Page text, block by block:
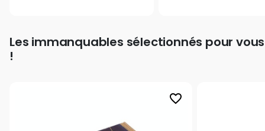
Les immanquables sélectionnés pour vous
!
favorite_border